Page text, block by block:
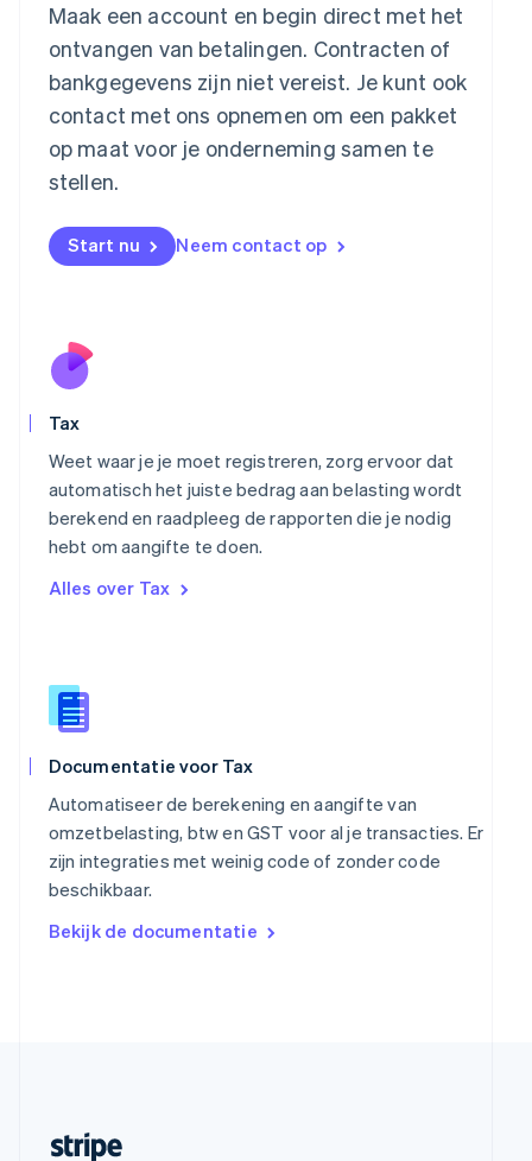
Maak een account en begin direct met het
ontvangen van betalingen. Contracten of
bankgegevens zijn niet vereist. Je kunt ook
contact met ons opnemen om een pakket
op maat voor je onderneming samen te
stellen.
Start nu Neem contact op
Tax
Weet waar je je moet registreren, zorg ervoor dat
automatisch het juiste bedrag aan belasting wordt
berekend en raadpleeg de rapporten die je nodig
hebt om aangifte te doen.
Alles over Tax
Documentatie voor Tax
Automatiseer de berekening en aangifte van
omzetbelasting, btw en GST voor al je transacties. Er
zijn integraties met weinig code of zonder code
beschikbaar.
Bekijk de documentatie
English
Luxemburg
Français
Maleisië
English 简体中文
Malta
Mexico
Nederland
NederlandsEnglish
English
Oostenrijk
English
Portugal
Português English
Roemenië
English
English 简体中文
English
Spanje
Thailand
English
English
Vasteland van China
简体中文English
English